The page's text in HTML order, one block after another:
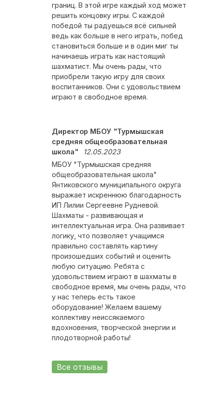
границ. В этой игре каждый ход может
решить концовку игры. С каждой
победой ты радуешься всё сильней
ведь как больше в него играть, побед
становиться больше и в один миг ты
начинаешь играть как настоящий
шахматист. Мы очень рады, что
приобрели такую игру для своих
воспитанников. Они с удовольствием
играют в свободное время.
Директор МБОУ "Турмышская
средняя общеобразовательная
школа"
12.05.2023
МБОУ "Турмышская средняя
общеобразовательная школа"
Янтиковского муниципального округа
выражает искреннюю благодарность
ИП Лилии Сергеевне Рудневой.
Шахматы - развивающая и
интеллектуальная игра. Она развивает
логику, что позволяет учащимся
правильно составлять картину
произошедших событий и оценить
любую ситуацию. Ребята с
удовольствием играют в шахматы в
свободное время, мы очень рады, что
у нас теперь есть такое
оборудование! Желаем вашему
коллективу неиссякаемого
вдохновения, творческой энергии и
плодотворной работы!
Все отзывы